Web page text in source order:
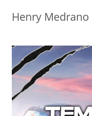
Henry Medrano